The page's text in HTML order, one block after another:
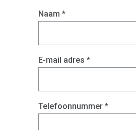
Naam *
E-mail adres *
Telefoonnummer *